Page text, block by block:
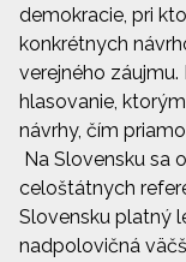
demokracie, pri
konkrétnych
verejného
hlasovanie,
návrhy, čím
Na Slovensku sa
celoštátnych
Slovensku platný
nadpolovičná